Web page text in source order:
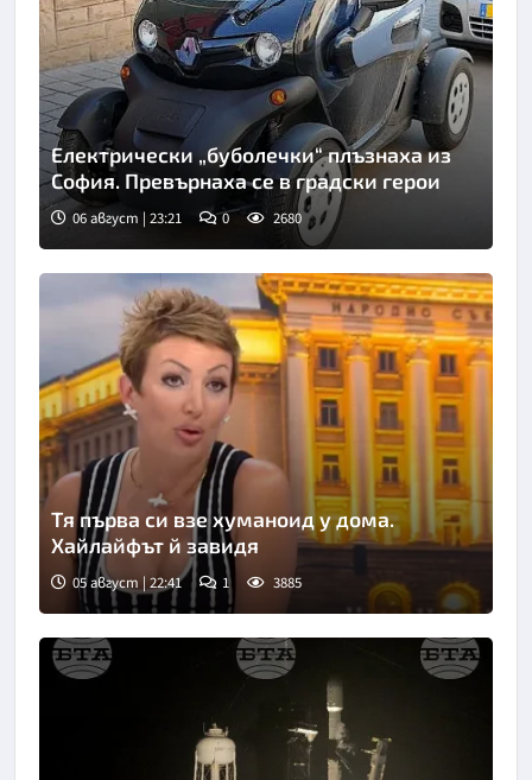
Електрически „буболечки“ плъзнаха из
София. Превърнаха се в градски герои
06 август | 23:21 0 2680
Тя първа си взе хуманоид у дома.
Хайлайфът й завидя
05 август | 22:41 1 3885